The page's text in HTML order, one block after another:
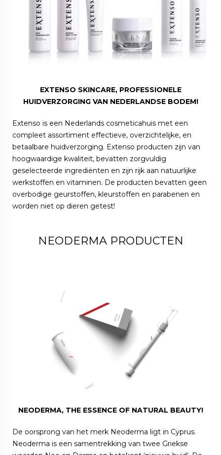
EXTENSO SKINCARE, PROFESSIONELE
HUIDVERZORGING VAN NEDERLANDSE BODEM!
Extenso is een Nederlands cosmeticahuis met een
compleet assortiment effectieve, overzichtelijke, en
betaalbare huidverzorging. Extenso producten zijn van
hoogwaardige kwaliteit, bevatten zorgvuldig
geselecteerde ingrediënten en zijn rijk aan natuurlijke
werkstoffen en vitaminen. De producten bevatten geen
overbodige geurstoffen, kleurstoffen en parabenen en
worden niet op dieren getest!
NEODERMA PRODUCTEN
NEODERMA, THE ESSENCE OF NATURAL BEAUTY!
De oorsprong van het merk Neoderma ligt in Cyprus.
Neoderma is een samentrekking van twee Griekse